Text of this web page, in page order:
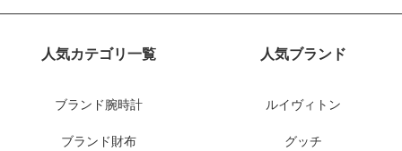
人気カテゴリ一覧
ブランド腕時計
ブランド財布
人気ブランド
ルイヴィトン
グッチ